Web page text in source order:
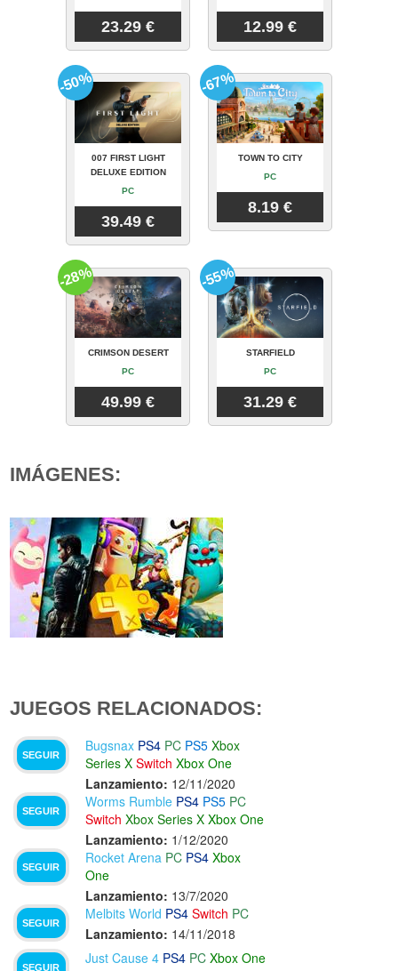
23.29 € 12.99 €
007 FIRST LIGHT
DELUXE EDITION
PC
39.49 €
-50%
TOWN TO CITY
PC
8.19 €
-67%
CRIMSON DESERT
PC
49.99 €
-28%
STARFIELD
PC
31.29 €
-55%
IMÁGENES:
JUEGOS RELACIONADOS:
SEGUIR
Bugsnax PS4 PC PS5 Xbox
Series X Switch Xbox One
Lanzamiento: 12/11/2020
SEGUIR
Worms Rumble PS4 PS5 PC
Switch Xbox Series X Xbox One
Lanzamiento: 1/12/2020
SEGUIR
Rocket Arena PC PS4 Xbox
One
Lanzamiento: 13/7/2020
SEGUIR
Melbits World PS4 Switch PC
Lanzamiento: 14/11/2018
SEGUIR
Just Cause 4 PS4 PC Xbox One